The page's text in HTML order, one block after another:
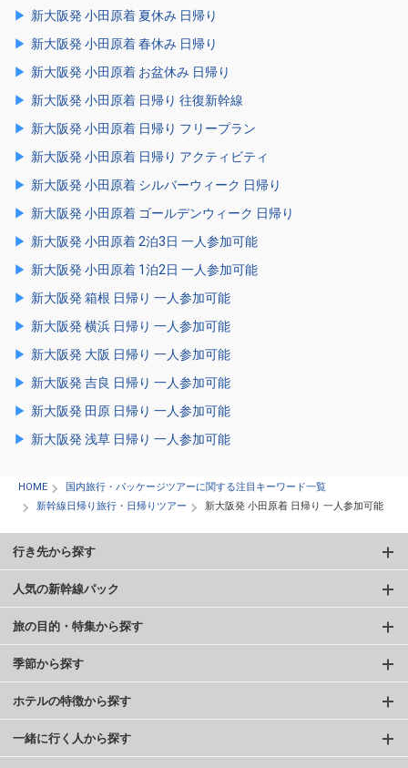
新大阪発 小田原着 夏休み 日帰り
新大阪発 小田原着 春休み 日帰り
新大阪発 小田原着 お盆休み 日帰り
新大阪発 小田原着 日帰り 往復新幹線
新大阪発 小田原着 日帰り フリープラン
新大阪発 小田原着 日帰り アクティビティ
新大阪発 小田原着 シルバーウィーク 日帰り
新大阪発 小田原着 ゴールデンウィーク 日帰り
新大阪発 小田原着 2泊3日 一人参加可能
新大阪発 小田原着 1泊2日 一人参加可能
新大阪発 箱根 日帰り 一人参加可能
新大阪発 横浜 日帰り 一人参加可能
新大阪発 大阪 日帰り 一人参加可能
新大阪発 吉良 日帰り 一人参加可能
新大阪発 田原 日帰り 一人参加可能
新大阪発 浅草 日帰り 一人参加可能
HOME
国内旅行・パッケージツアーに関する注目キーワード一覧
新幹線日帰り旅行・日帰りツアー
新大阪発 小田原着 日帰り 一人参加可能
行き先から探す
人気の新幹線パック
旅の目的・特集から探す
季節から探す
ホテルの特徴から探す
一緒に行く人から探す